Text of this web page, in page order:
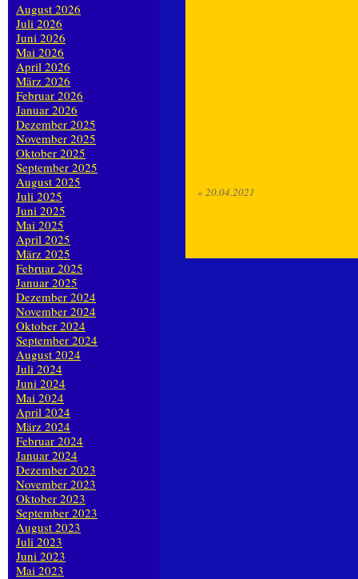
« 20.04.2021
August 2026
Juli 2026
Juni 2026
Mai 2026
April 2026
März 2026
Februar 2026
Januar 2026
Dezember 2025
November 2025
Oktober 2025
September 2025
August 2025
Juli 2025
Juni 2025
Mai 2025
April 2025
März 2025
Februar 2025
Januar 2025
Dezember 2024
November 2024
Oktober 2024
September 2024
August 2024
Juli 2024
Juni 2024
Mai 2024
April 2024
März 2024
Februar 2024
Januar 2024
Dezember 2023
November 2023
Oktober 2023
September 2023
August 2023
Juli 2023
Juni 2023
Mai 2023